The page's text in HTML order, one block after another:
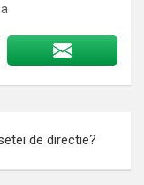
de directie?